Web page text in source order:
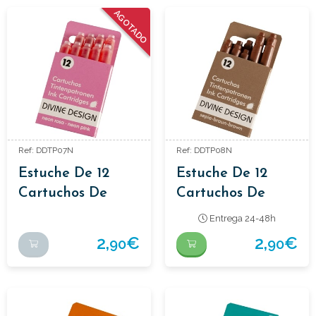
AGOTADO
Ref: DDTP07N
Estuche De 12
Cartuchos De
2,90€
Ref: DDTP08N
Estuche De 12
Cartuchos De
Tinta Color Sepia
Entrega 24-48h
2,90€